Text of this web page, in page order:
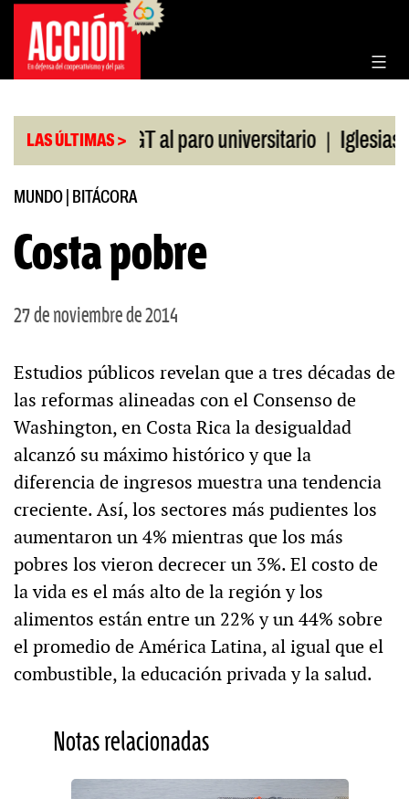
Saltar
contenido
LAS ÚLTIMAS >
de la CGT al paro universitario | Iglesias y
MUNDO BITÁCORA
Costa pobre
27 de noviembre de 2014
Estudios públicos revelan que a tres décadas de
las reformas alineadas con el Consenso de
Washington, en Costa Rica la desigualdad
alcanzó su máximo histórico y que la
diferencia de ingresos muestra una tendencia
creciente. Así, los sectores más pudientes los
aumentaron un 4% mientras que los más
pobres los vieron decrecer un 3%. El costo de
la vida es el más alto de la región y los
alimentos están entre un 22% y un 44% sobre
el promedio de América Latina, al igual que el
combustible, la educación privada y la salud.
Notas relacionadas